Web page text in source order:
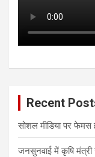
Recent
सोशल मीडिया पर फेमस
जनसुनवाई में कृषि मंत्री